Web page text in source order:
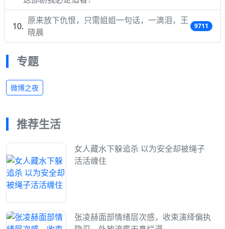
原来放下仇恨，只需姐姐一句话，一滴泪，王
晓晨
9711
专题
微博之夜
推荐生活
女人藏水下躲追杀 以为安全却被绳子
活活缠住
张凌赫面部情绪层次感，收束演绎偏执